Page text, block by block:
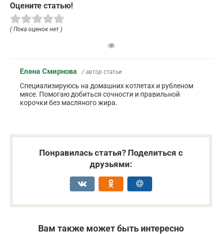
Оцените статью!
( Пока оценок нет )
Елена Смирнова / автор статьи
Специализируюсь на домашних котлетах и рубленом
мясе. Помогаю добиться сочности и правильной
корочки без масляного жира.
Понравилась статья? Поделиться с
друзьями:
Вам также может быть интересно